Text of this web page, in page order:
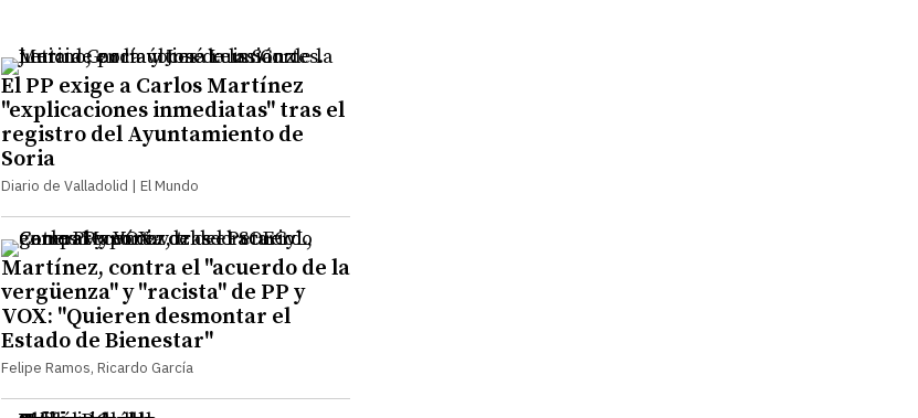
El PP exige a Carlos Martínez
"explicaciones inmediatas" tras el
registro del Ayuntamiento de
Soria
Diario de Valladolid | El Mundo
Martínez, contra el "acuerdo de la
vergüenza" y "racista" de PP y
VOX: "Quieren desmontar el
Estado de Bienestar"
Felipe Ramos, Ricardo García